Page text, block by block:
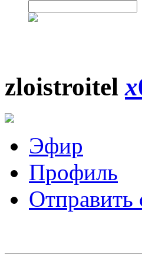
zloistroitelx
Эфир
Профиль